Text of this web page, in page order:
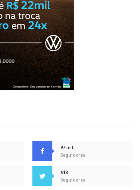
97 mil
Seguidores
618
Seguidores